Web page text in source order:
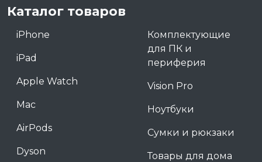
Каталог товаров
iPhone
iPad
Apple Watch
Mac
AirPods
Dyson
Комплектующие
для ПК и
периферия
Vision Pro
Ноутбуки
Сумки и рюкзаки
Товары для дома